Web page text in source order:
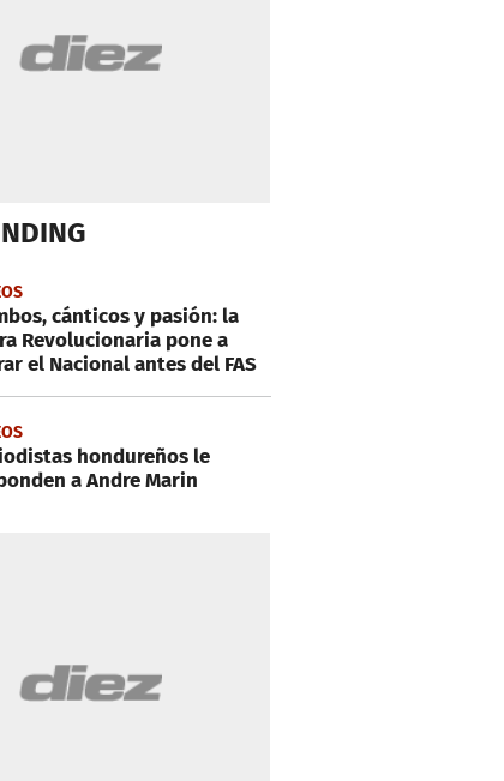
cánticos y pasión: la
Revolucionaria pone a
el Nacional antes del FAS
hondureños le
a Andre Marin